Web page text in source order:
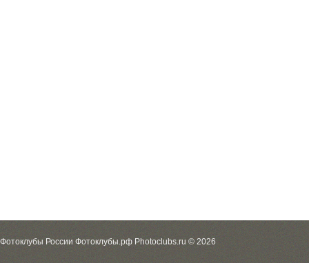
Фотоклубы России Фотоклубы.рф Photoclubs.ru © 2026